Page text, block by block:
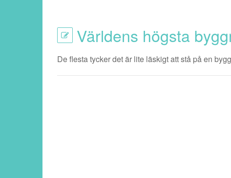
Världens högsta
De flesta tycker det är lite läskigt att stå på en